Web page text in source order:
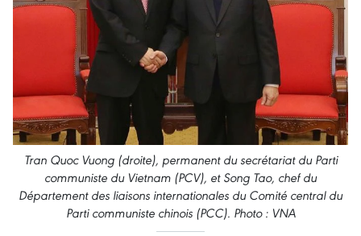
Tran Quoc Vuong (droite), permanent du secrétariat du Parti
communiste du Vietnam (PCV), et Song Tao, chef du
Département des liaisons internationales du Comité central du
Parti communiste chinois (PCC). Photo : VNA